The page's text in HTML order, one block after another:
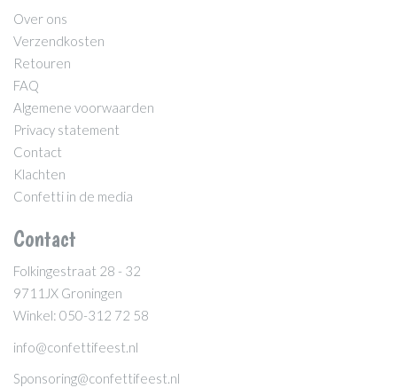
Over ons
Verzendkosten
Retouren
FAQ
Algemene voorwaarden
Privacy statement
Contact
Klachten
Confetti in de media
Contact
Folkingestraat 28 - 32
9711JX Groningen
Winkel: 050-312 72 58
info@confettifeest.nl
Sponsoring@confettifeest.nl